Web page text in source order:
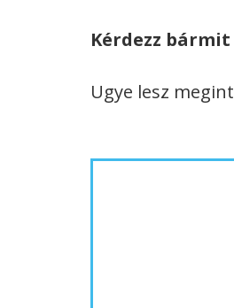
Kérdezz
Ugye lesz